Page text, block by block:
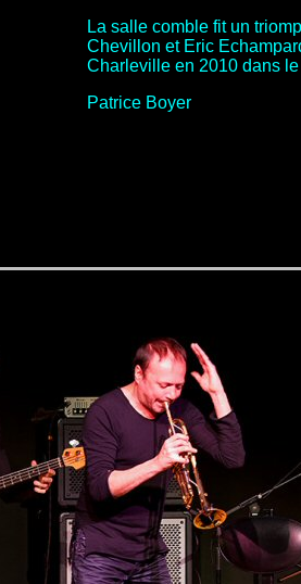
La salle comble fit un
Chevillon et Eric
Charleville en 2010 dans
Patrice Boyer